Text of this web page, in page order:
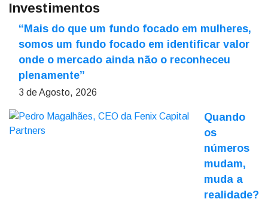
Investimentos
“Mais do que um fundo focado em mulheres,
somos um fundo focado em identificar valor
onde o mercado ainda não o reconheceu
plenamente”
3 de Agosto, 2026
Quando
os
números
mudam,
muda a
realidade?